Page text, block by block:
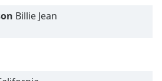
Billie Jean